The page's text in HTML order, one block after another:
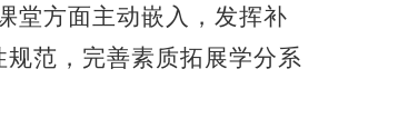
堂方面主动嵌入，发挥补
范，完善素质拓展学分系